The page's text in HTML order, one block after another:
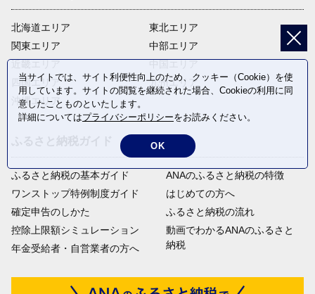
北海道エリア
関東エリア
近畿エリア
四国エリア
沖縄エリア
東北エリア
中部エリア
中国エリア
九州エリア
ふるさと納税の基本ガイド
ワンストップ特例制度ガイド
確定申告のしかた
控除上限額シミュレーション
年金受給者・自営業者の方へ
ANAのふるさと納税の特徴
はじめての方へ
ふるさと納税の流れ
動画でわかるANAのふるさと
納税
当サイトでは、サイト利便性向上のため、クッキー（Cookie）を使
用しています。サイトの閲覧を継続された場合、Cookieの利用に同
意したことものといたします。
詳細についてはプライバシーポリシーをお読みください。
OK